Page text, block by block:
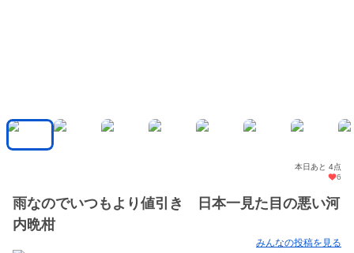
本日あと 4点
6
雨なのでいつもより値引き 日本一見た目の悪い河
内晩柑
みんなの投稿を見る